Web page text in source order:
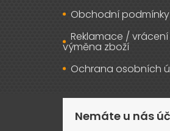
Obchodní podmínky
Reklamace /
výměna zboží
Ochrana osobních
Nemáte u nás